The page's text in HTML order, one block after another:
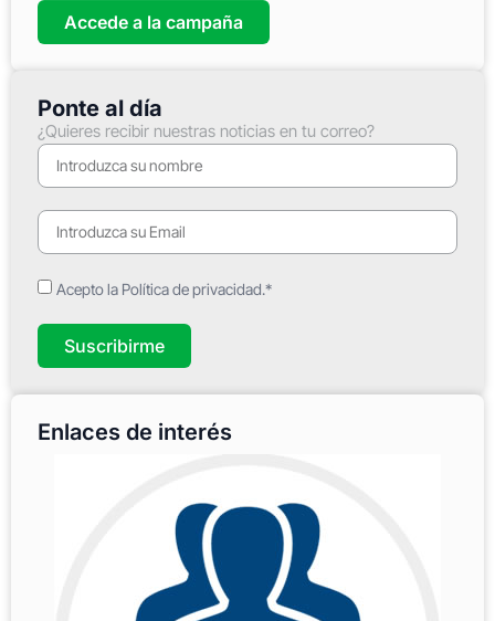
Accede a la campaña
Ponte al día
¿Quieres recibir nuestras noticias en tu correo?
Acepto la Política de privacidad.*
Suscribirme
Enlaces de interés